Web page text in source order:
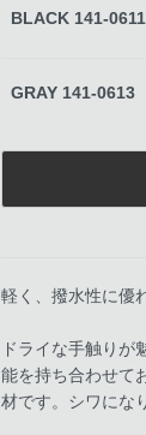
BLACK 141-0611
GRAY 141-0613
軽く、撥水性に優
ドライな手触りが
能を持ち合わせて
材です。シワにな